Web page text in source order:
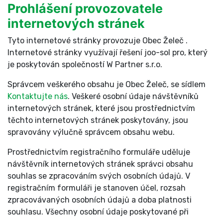
Prohlášení provozovatele
internetových stránek
Tyto internetové stránky provozuje Obec Želeč .
Internetové stránky využívají řešení joo-sol pro, který
je poskytován společností W Partner s.r.o.
Správcem veškerého obsahu je Obec Želeč, se sídlem
Kontaktujte nás. Veškeré osobní údaje návštěvníků
internetových stránek, které jsou prostřednictvím
těchto internetových stránek poskytovány, jsou
spravovány výlučně správcem obsahu webu.
Prostřednictvím registračního formuláře uděluje
návštěvník internetových stránek správci obsahu
souhlas se zpracováním svých osobních údajů. V
registračním formuláři je stanoven účel, rozsah
zpracovávaných osobních údajů a doba platnosti
souhlasu. Všechny osobní údaje poskytované při